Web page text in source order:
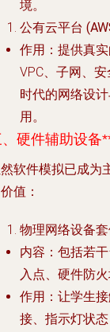
境。
公有云平台
作用 ：提供真
VPC、子网、
时代的网络设
用。
硬件辅助设备
软件模拟已成为
值：
物理网络设备
内容 ：包括若
入点、硬件防火
作用 ：让学生
接、指示灯状